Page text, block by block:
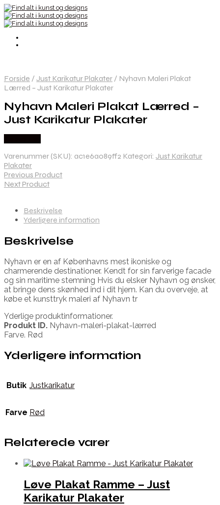
Forside / Just Karikatur Plakater / Nyhavn Maleri Plakat
Lærred – Just Karikatur Plakater
Nyhavn Maleri Plakat Lærred –
Just Karikatur Plakater
Varenummer (SKU): ac1e6a089ff2 Kategori: Just Karikatur
Plakater
Previous Product
Next Product
Beskrivelse
Yderligere information
Beskrivelse
Nyhavn er en af Københavns mest ikoniske og
charmerende destinationer. Kendt for sin farverige facade
og sin maritime stemning Hvis du elsker Nyhavn og ønsker,
at bringe dens skønhed ind i dit hjem. Kan du overveje, at
købe et kunsttryk maleri af Nyhavn tr
Yderlige produktinformationer.
Produkt ID. Nyhavn-maleri-plakat-lærred
Farve. Rød
Yderligere information
Butik Justkarikatur
Farve Rød
Relaterede varer
Løve Plakat Ramme – Just
Karikatur Plakater